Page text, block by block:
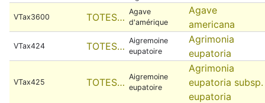
VTax3600 TOTES… Agave
d'amérique
Agave
americana
VTax424 TOTES… Aigremoine
eupatoire
Agrimonia
eupatoria
VTax425 TOTES… Aigremoine
eupatoire
Agrimonia
eupatoria subsp.
eupatoria